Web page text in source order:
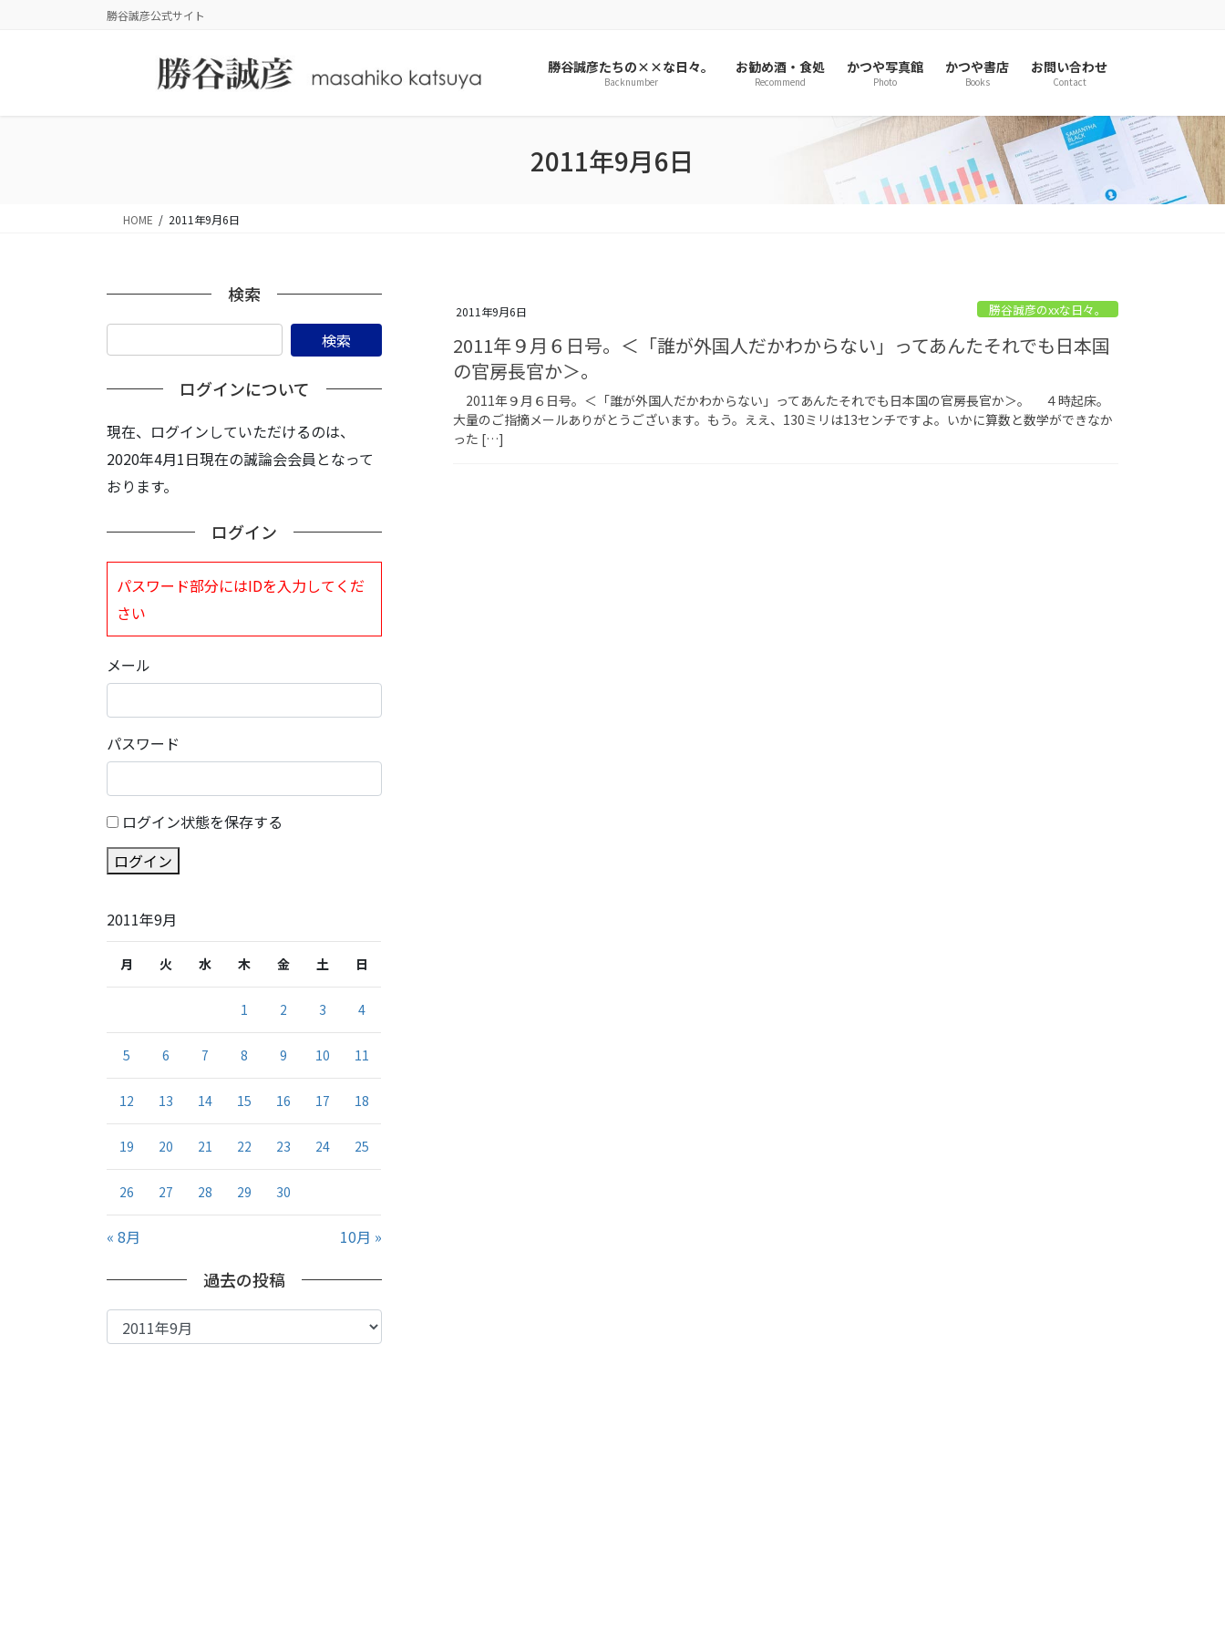
勝谷誠彦公式サイト
勝谷誠彦たちの××な日々。
Backnumber
お勧め酒・食処
Recommend
かつや写真館
Photo
かつや書店
Books
お問い合わせ
Contact
2011年9月6日
HOME 2011年9月6日
2011年9月6日 勝谷誠彦のxxな日々。
2011年９月６日号。＜「誰が外国人だかわからない」ってあんたそれでも日本国
の官房長官か＞。
2011年９月６日号。＜「誰が外国人だかわからない」ってあんたそれでも日本国の官房長官か＞。 ４時起床。
大量のご指摘メールありがとうございます。もう。ええ、130ミリは13センチですよ。いかに算数と数学ができなか
った […]
検索
ログインについて
現在、ログインしていただけるのは、
2020年4月1日現在の誠論会会員となって
おります。
ログイン
パスワード部分にはIDを入力してくだ
さい
メール
パスワード
ログイン状態を保存する
ログイン
2011年9月
月 火 水 木 金 土 日
1 2 3 4
5 6 7 8 9 10 11
12 13 14 15 16 17 18
19 20 21 22 23 24 25
26 27 28 29 30
« 8月 10月 »
過去の投稿
過
去